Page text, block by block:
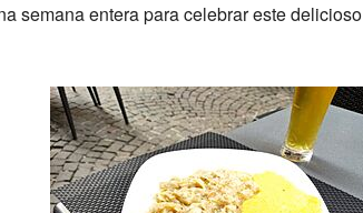
semana entera para celebrar este delicioso